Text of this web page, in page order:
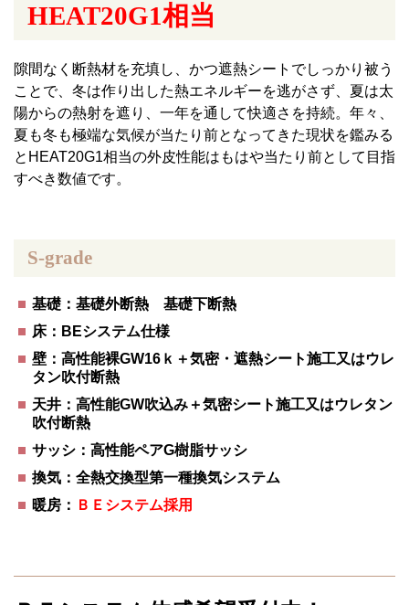
HEAT20G1相当
隙間なく断熱材を充填し、かつ遮熱シートでしっかり被う
ことで、冬は作り出した熱エネルギーを逃がさず、夏は太
陽からの熱射を遮り、一年を通して快適さを持続。年々、
夏も冬も極端な気候が当たり前となってきた現状を鑑みる
とHEAT20G1相当の外皮性能はもはや当たり前として目指
すべき数値です。
S-grade
基礎：基礎外断熱 基礎下断熱
床：BEシステム仕様
壁：高性能裸GW16ｋ＋気密・遮熱シート施工又はウレ
タン吹付断熱
天井：高性能GW吹込み＋気密シート施工又はウレタン
吹付断熱
サッシ：高性能ペアG樹脂サッシ
換気：全熱交換型第一種換気システム
暖房： ＢＥシステム採用